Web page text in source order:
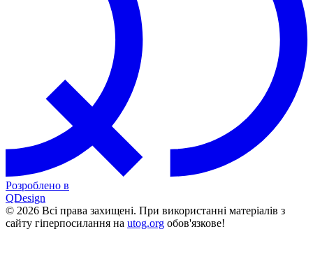
Розроблено в
QDesign
© 2026 Всі права захищені. При використанні матеріалів з
сайту гіперпосилання на utog.org обов'язкове!